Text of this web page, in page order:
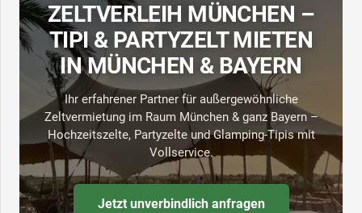
ZELTVERLEIH MÜNCHEN –
TIPI & PARTYZELT MIETEN
IN MÜNCHEN & BAYERN
Ihr erfahrener Partner für außergewöhnliche
Zeltvermietung im Raum München & ganz Bayern –
Hochzeitszelte, Partyzelte und Glamping-Tipis mit
Vollservice.
Jetzt unverbindlich anfragen